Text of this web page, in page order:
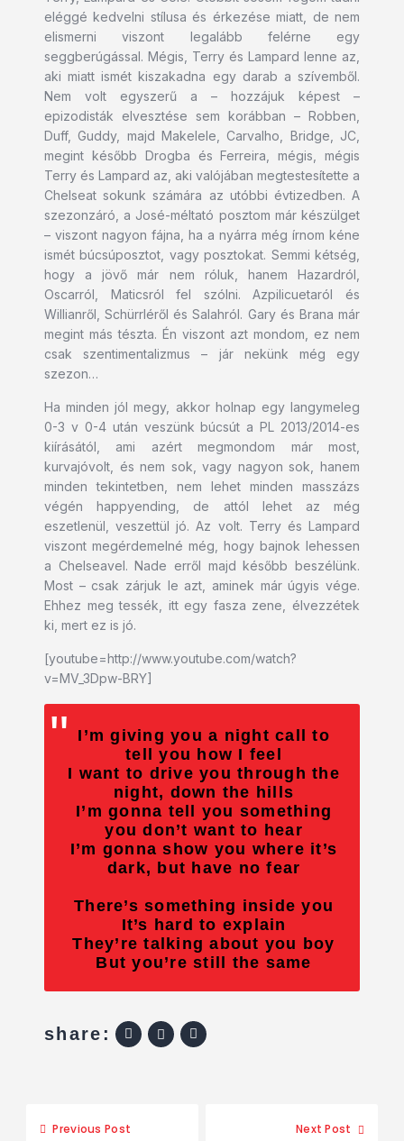
eléggé kedvelni stílusa és érkezése miatt, de nem
elismerni viszont legalább felérne egy
seggberúgással. Mégis, Terry és Lampard lenne az,
aki miatt ismét kiszakadna egy darab a szívemből.
Nem volt egyszerű a – hozzájuk képest –
epizodisták elvesztése sem korábban – Robben,
Duff, Guddy, majd Makelele, Carvalho, Bridge, JC,
megint később Drogba és Ferreira, mégis, mégis
Terry és Lampard az, aki valójában megtestesítette a
Chelseat sokunk számára az utóbbi évtizedben. A
szezonzáró, a José-méltató posztom már készülget
– viszont nagyon fájna, ha a nyárra még írnom kéne
ismét búcsúposztot, vagy posztokat. Semmi kétség,
hogy a jövő már nem róluk, hanem Hazardról,
Oscarról, Maticsról fel szólni. Azpilicuetaról és
Willianről, Schürrléről és Salahról. Gary és Brana már
megint más tészta. Én viszont azt mondom, ez nem
csak szentimentalizmus – jár nekünk még egy
szezon…
Ha minden jól megy, akkor holnap egy langymeleg
0-3 v 0-4 után veszünk búcsút a PL 2013/2014-es
kiírásától, ami azért megmondom már most,
kurvajóvolt, és nem sok, vagy nagyon sok, hanem
minden tekintetben, nem lehet minden masszázs
végén happyending, de attól lehet az még
eszetlenül, veszettül jó. Az volt. Terry és Lampard
viszont megérdemelné még, hogy bajnok lehessen
a Chelseavel. Nade erről majd később beszélünk.
Most – csak zárjuk le azt, aminek már úgyis vége.
Ehhez meg tessék, itt egy fasza zene, élvezzétek
ki, mert ez is jó.
[youtube=http://www.youtube.com/watch?
v=MV_3Dpw-BRY]
I’m giving you a night call to
tell you how I feel
I want to drive you through the
night, down the hills
I’m gonna tell you something
you don’t want to hear
I’m gonna show you where it’s
dark, but have no fear
There’s something inside you
It’s hard to explain
They’re talking about you boy
But you’re still the same
share:
Previous Post Next Post